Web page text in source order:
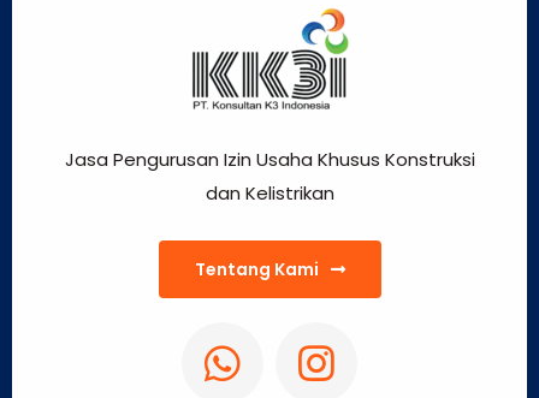
Jasa Pengurusan Izin Usaha Khusus Konstruksi
dan Kelistrikan
Tentang Kami